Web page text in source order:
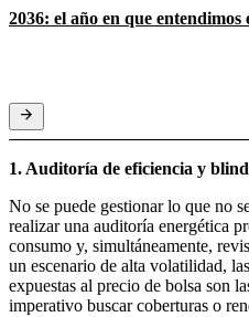
2036: el año en que
1. Auditoría de eficiencia y
No se puede gestionar lo que no
realizar una auditoría energética
consumo y, simultáneamente,
un escenario de alta volatilidad,
expuestas al precio de bolsa son
imperativo buscar coberturas o